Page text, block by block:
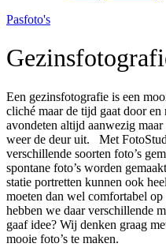
Pasfoto's
Een gezinsfotografie is een
cliché maar de tijd gaat door
avondeten altijd aanwezig
weer de deur uit. Met
verschillende soorten foto’s
spontane foto’s worden
statie portretten kunnen ook
moeten dan wel comfortabel
hebben we daar verschillende
gaaf idee? Wij denken graag
mooie foto’s te maken.